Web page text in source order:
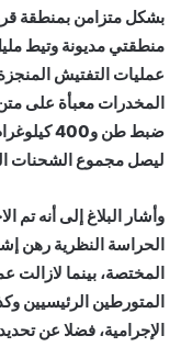
بشكل متزامن بمنطقة
منطقتي مديونة وتيط
المخدرات معبأة على
ضبط طن
ليصل مجموع الشحنات المحجوزة 13 طنا
وأشار البلاغ إلى أنه تم
الحراسة النظرية رهن
المختصة، بينما لازالت
المتورطين الرئيسيين
الإجرامية، فضلا عن